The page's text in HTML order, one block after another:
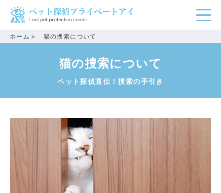
ホーム 猫の捜索について
猫の捜索について
ペット探偵直伝！捜索の手引き